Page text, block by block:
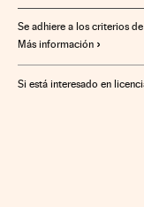
Empresas Economía
Se adhiere a los criterios de
Más información
Si está interesado en